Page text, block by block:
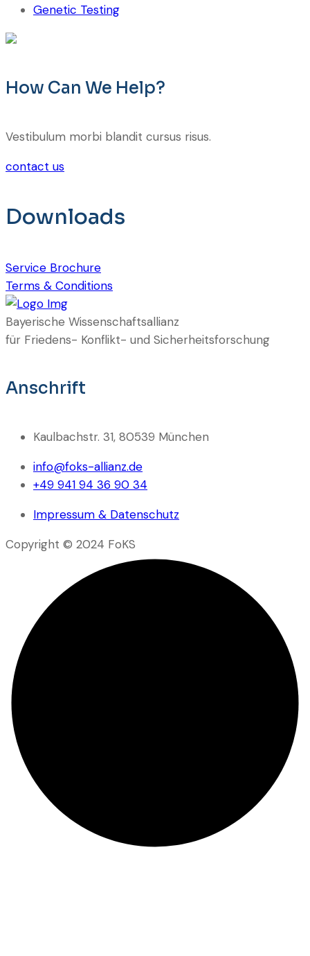
Genetic Testing
How Can We Help?
Vestibulum morbi blandit cursus risus.
contact us
Downloads
Service Brochure
Terms & Conditions
Bayerische Wissenschaftsallianz
für Friedens- Konflikt- und Sicherheitsforschung
Anschrift
Kaulbachstr. 31, 80539 München
info@foks-allianz.de
+49 941 94 36 90 34
Impressum & Datenschutz
Copyright © 2024 FoKS